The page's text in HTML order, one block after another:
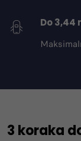
Do 3,44
3 koraka